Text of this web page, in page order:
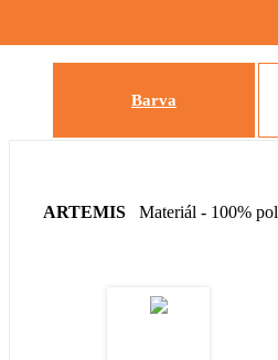
Barva
ARTEMIS Materiál - 100%